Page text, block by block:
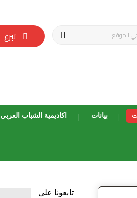
تبرع
بيانات اكاديمية الشباب العربي
تابعونا على